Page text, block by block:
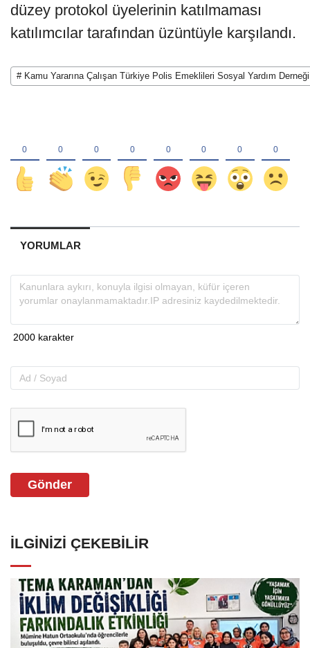
düzey protokol üyelerinin katılmaması
katılımcılar tarafından üzüntüyle karşılandı.
# Kamu Yararına Çalışan Türkiye Polis Emeklileri Sosyal Yardım Derneği
YORUMLAR
Gönder
İLGINIZI ÇEKEBILIR